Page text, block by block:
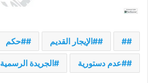
# #الإيجار القديم #حكم
#عدم دستورية الجريدة الرسمية